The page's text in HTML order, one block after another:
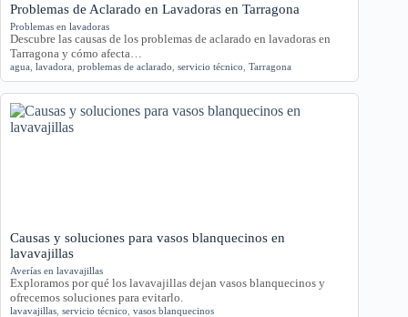
Problemas de Aclarado en Lavadoras en Tarragona
Problemas en lavadoras
Descubre las causas de los problemas de aclarado en lavadoras en
Tarragona y cómo afecta…
agua lavadora problemas de aclarado servicio técnico Tarragona
Causas y soluciones para vasos blanquecinos en
lavavajillas
Averías en lavavajillas
Exploramos por qué los lavavajillas dejan vasos blanquecinos y
ofrecemos soluciones para evitarlo.
lavavajillas servicio técnico vasos blanquecinos